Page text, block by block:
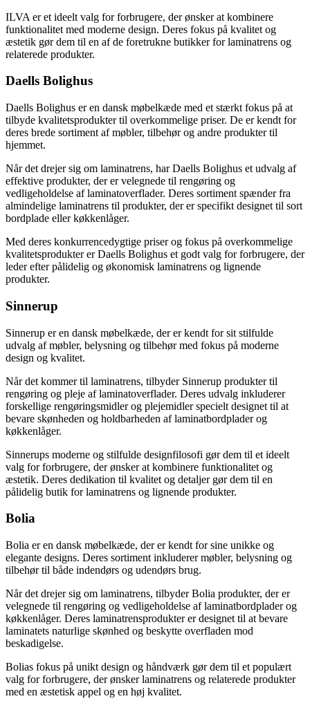
ILVA er et ideelt valg for forbrugere, der ønsker at kombinere
funktionalitet med moderne design. Deres fokus på kvalitet og
æstetik gør dem til en af ​​de foretrukne butikker for laminatrens og
relaterede produkter.
Daells Bolighus
Daells Bolighus er en dansk møbelkæde med et stærkt fokus på at
tilbyde kvalitetsprodukter til overkommelige priser. De er kendt for
deres brede sortiment af møbler, tilbehør og andre produkter til
hjemmet.
Når det drejer sig om laminatrens, har Daells Bolighus et udvalg af
effektive produkter, der er velegnede til rengøring og
vedligeholdelse af laminatoverflader. Deres sortiment spænder fra
almindelige laminatrens til produkter, der er specifikt designet til sort
bordplade eller køkkenlåger.
Med deres konkurrencedygtige priser og fokus på overkommelige
kvalitetsprodukter er Daells Bolighus et godt valg for forbrugere, der
leder efter pålidelig og økonomisk laminatrens og lignende
produkter.
Sinnerup
Sinnerup er en dansk møbelkæde, der er kendt for sit stilfulde
udvalg af møbler, belysning og tilbehør med fokus på moderne
design og kvalitet.
Når det kommer til laminatrens, tilbyder Sinnerup produkter til
rengøring og pleje af laminatoverflader. Deres udvalg inkluderer
forskellige rengøringsmidler og plejemidler specielt designet til at
bevare skønheden og holdbarheden af laminatbordplader og
køkkenlåger.
Sinnerups moderne og stilfulde designfilosofi gør dem til et ideelt
valg for forbrugere, der ønsker at kombinere funktionalitet og
æstetik. Deres dedikation til kvalitet og detaljer gør dem til en
pålidelig butik for laminatrens og lignende produkter.
Bolia
Bolia er en dansk møbelkæde, der er kendt for sine unikke og
elegante designs. Deres sortiment inkluderer møbler, belysning og
tilbehør til både indendørs og udendørs brug.
Når det drejer sig om laminatrens, tilbyder Bolia produkter, der er
velegnede til rengøring og vedligeholdelse af laminatbordplader og
køkkenlåger. Deres laminatrensprodukter er designet til at bevare
laminatets naturlige skønhed og beskytte overfladen mod
beskadigelse.
Bolias fokus på unikt design og håndværk gør dem til et populært
valg for forbrugere, der ønsker laminatrens og relaterede produkter
med en æstetisk appel og en høj kvalitet.